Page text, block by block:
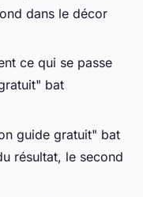
dans le décor
ce qui se passe
bat
guide gratuit" bat
résultat, le second